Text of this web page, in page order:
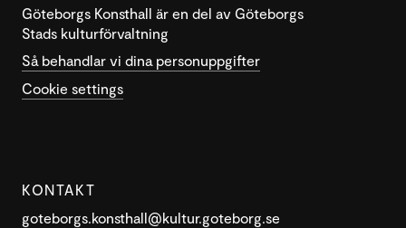
Göteborgs Konsthall är en del av Göteborgs
Stads kulturförvaltning
Så behandlar vi dina personuppgifter
Cookie settings
KONTAKT
goteborgs.konsthall@kultur.goteborg.se